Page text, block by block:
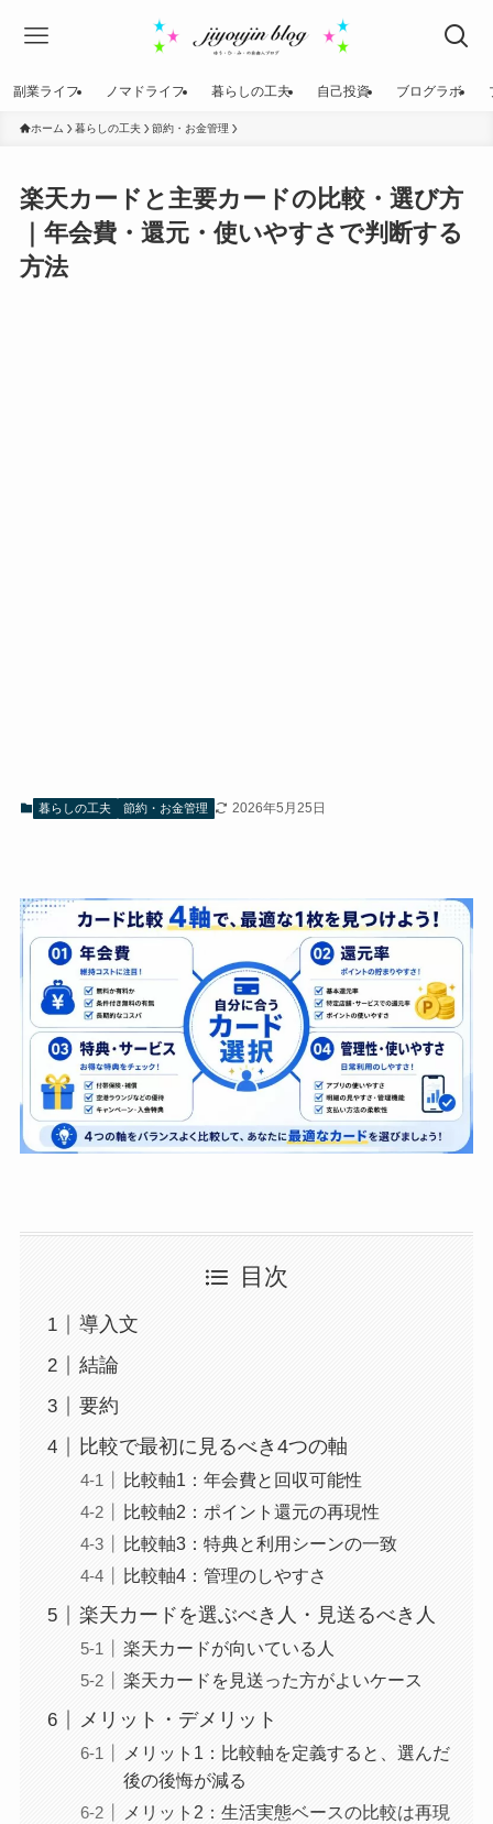
副業ライフ ノマドライフ 暮らしの工夫 自己投資 ブログラボ
ホーム 暮らしの工夫 節約・お金管理
楽天カードと主要カードの比較・選び方
｜年会費・還元・使いやすさで判断する
方法
暮らしの工夫 節約・お金管理 2026年5月25日
目次
導入文
結論
要約
比較で最初に見るべき4つの軸
比較軸1：年会費と回収可能性
比較軸2：ポイント還元の再現性
比較軸3：特典と利用シーンの一致
比較軸4：管理のしやすさ
楽天カードを選ぶべき人・見送るべき人
楽天カードが向いている人
楽天カードを見送った方がよいケース
メリット・デメリット
メリット1：比較軸を定義すると、選んだ
後の後悔が減る
メリット2：生活実態ベースの比較は再現